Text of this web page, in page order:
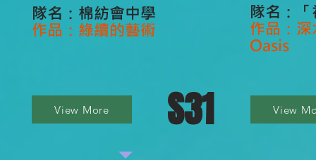
隊名：棉紡會中學
作品：綠續的藝術
View More S31
隊名：
作品：
Oasis
View